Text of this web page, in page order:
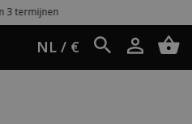
NL / €